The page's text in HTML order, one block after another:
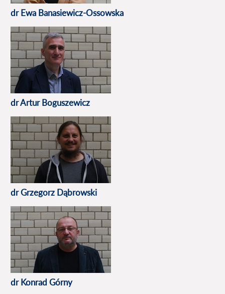
dr Ewa Banasiewicz-Ossowska
dr Artur Boguszewicz
dr Grzegorz Dąbrowski
dr Konrad Górny